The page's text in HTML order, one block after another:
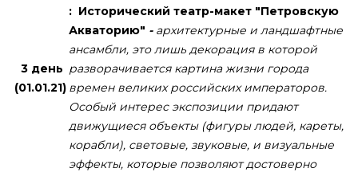
3 день
(01.01.21)
: Исторический театр-макет "Петровскую
Акваторию" - архитектурные и ландшафтные
ансамбли, это лишь декорация в которой
разворачивается картина жизни города
времен великих российских императоров.
Особый интерес экспозиции придают
движущиеся объекты (фигуры людей, кареты,
корабли), световые, звуковые, и визуальные
эффекты, которые позволяют достоверно